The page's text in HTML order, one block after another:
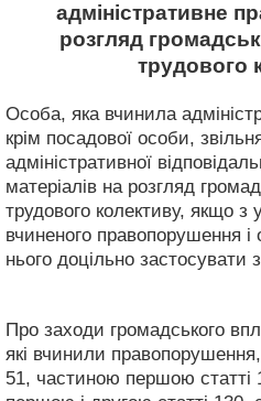
адміністративне
розгляд
трудового
Особа, яка вчинила
крім посадової особи,
адміністративної
матеріалів на розгляд
трудового колективу, якщо з
вчиненого правопорушення
нього доцільно застосувати
Про заходи громадського
які вчинили
51, частиною першою статті